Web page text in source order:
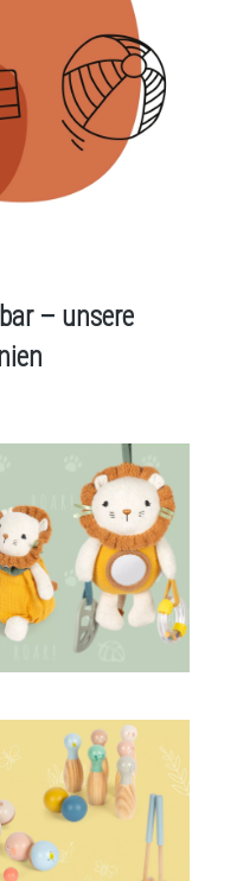
– unsere